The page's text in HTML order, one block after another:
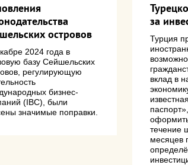
островов
2024 года в
базу Сейшельских
регулирующую
бизнес-
(IBC), были
значимые поправки.
за
Турция
вклад в
течение
месяцев